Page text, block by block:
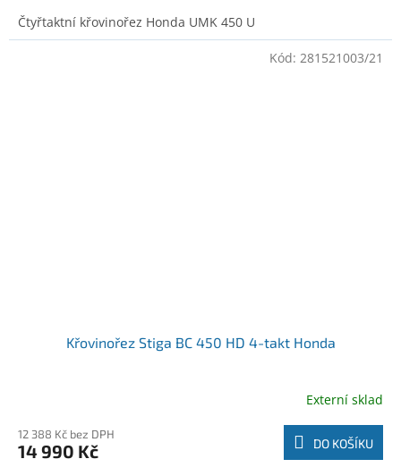
Čtyřtaktní křovinořez Honda UMK 450 U
Křovinořez Stiga BC 450 HD 4-takt Honda
Externí sklad
12 388 Kč bez DPH
14 990 Kč DO KOŠÍKU
Kód: 281521003/21